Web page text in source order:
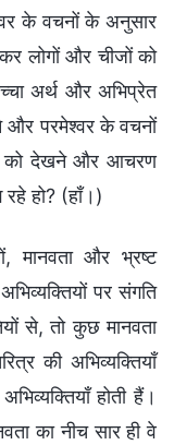
के वचनों के अनुसार
लोगों और चीजों को
अर्थ और अभिप्रेत
और परमेश्वर के वचनों
को देखने और आचरण
हो? (हाँ।)
मानवता और भ्रष्ट
पर संगति
से, तो कुछ मानवता
की अभिव्यक्तियाँ
होती हैं।
का नीच सार ही वे